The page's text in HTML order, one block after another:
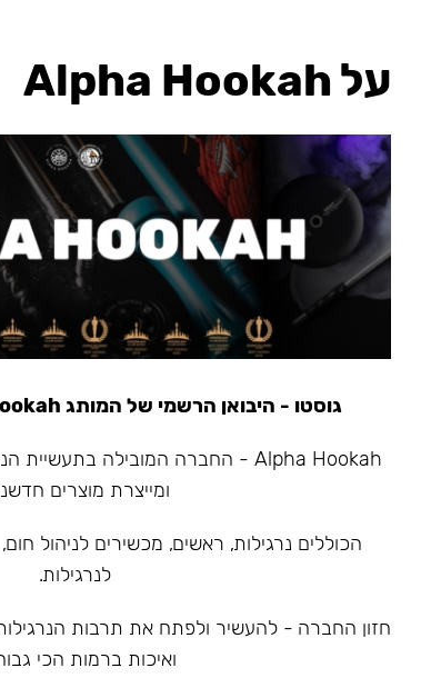
על Alpha Hookah
גוסטו - היבואן הרשמי של המותג Alpha Hookah משנת 2020
ומייצרת מוצרים
הכוללים נרגילות, ראשים, מכשירים לניהול
לנרגילות.
חזון החברה - להעשיר ולפתח את תרבות
ואיכות ברמות הכי